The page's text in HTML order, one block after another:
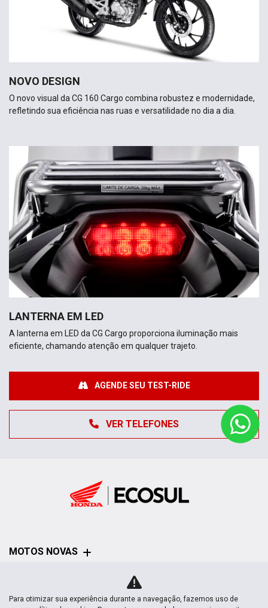
NOVO DESIGN
O novo visual da CG 160 Cargo combina robustez e modernidade,
refletindo sua eficiência nas ruas e versatilidade no dia a dia.
LANTERNA EM LED
A lanterna em LED da CG Cargo proporciona iluminação mais
eficiente, chamando atenção em qualquer trajeto.
VER TELEFONES
AGENDE SEU TEST-RIDE
MOTOS NOVAS
Para otimizar sua experiência durante a navegação, fazemos uso de